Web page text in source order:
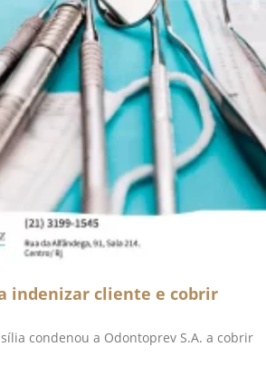
indenizar cliente e cobrir
condenou a Odontoprev S.A. a cobrir